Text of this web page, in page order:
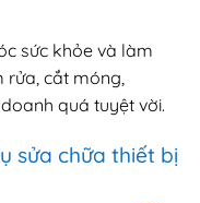
sức khỏe và làm
cắt móng,
quá tuyệt vời.
sửa chữa thiết bị